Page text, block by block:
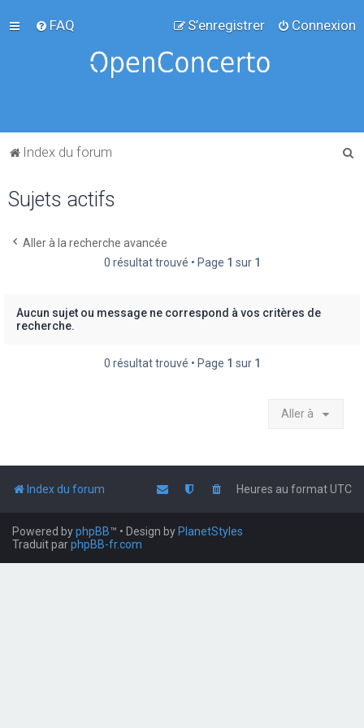
FAQ Connexion
S’enregistrer
Index du forum
Sujets actifs
Aller à la recherche avancée
0 résultat trouvé • Page 1 sur 1
Aucun sujet ou message ne correspond à vos critères de
recherche.
0 résultat trouvé • Page 1 sur 1
Aller à
Index du forum Heures au formatUTC
Powered byphpBB™ • Design by PlanetStyles
Traduit parphpBB-fr.com